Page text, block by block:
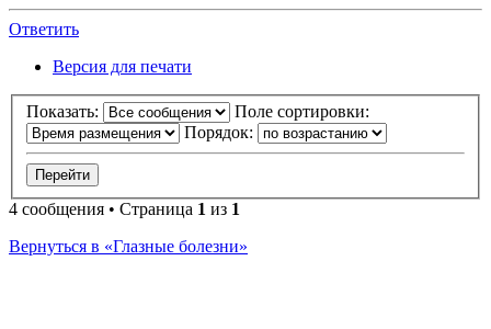
Ответить
Версия для печати
Показать:
Поле сортировки:
Порядок:
4 сообщения • Страница 1 из 1
Вернуться в «Глазные болезни»